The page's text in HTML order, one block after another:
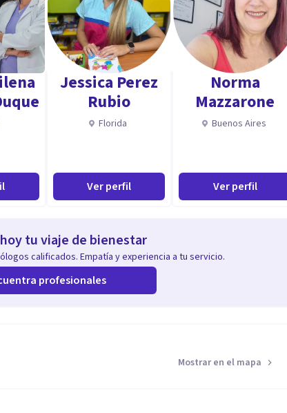
Jessica Perez
Rubio
Florida
Ver perfil
Norma
Mazzarone
Buenos Aires
Ver perfil
tu viaje de bienestar
calificados. Empatía y experiencia a tu servicio.
profesionales
Mostrar en el mapa